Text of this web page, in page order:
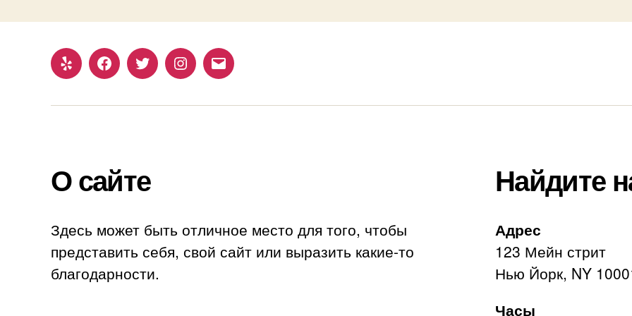
Yelp FacebookTwitterInstagram
Email
О сайте
Здесь может быть отличное место для того, чтобы
представить себя, свой сайт или выразить какие-то
благодарности.
Найдите
Адрес
123 Мейн стрит
Нью Йорк, NY
Часы